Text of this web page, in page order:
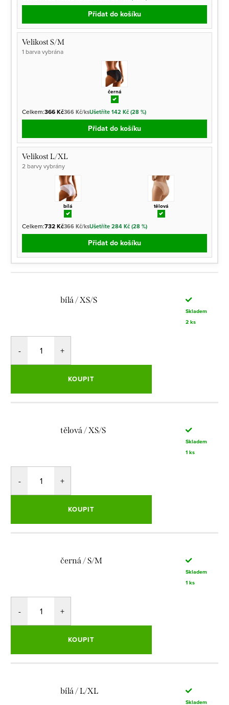
Přidat do košíku
Velikost S/M
1 barva vybrána
černá
Celkem:366 Kč366 Kč/ksUšetříte 142 Kč (28 %)
Přidat do košíku
Velikost L/XL
2 barvy vybrány
bílá tělová
Celkem:732 Kč366 Kč/ksUšetříte 284 Kč (28 %)
Přidat do košíku
bílá / XS/S
Skladem
2 ks
KOUPIT
tělová / XS/S
Skladem
1 ks
KOUPIT
černá / S/M
Skladem
1 ks
KOUPIT
bílá / L/XL
Skladem